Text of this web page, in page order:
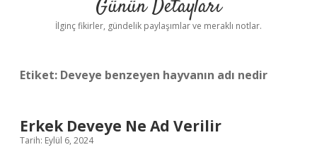
Yasal Uyarı
Günün Detayları
İlginç fikirler, gündelik paylaşımlar ve meraklı notlar.
Etiket: Deveye benzeyen hayvanın adı nedir
Erkek Deveye Ne Ad Verilir
Tarih: Eylül 6, 2024